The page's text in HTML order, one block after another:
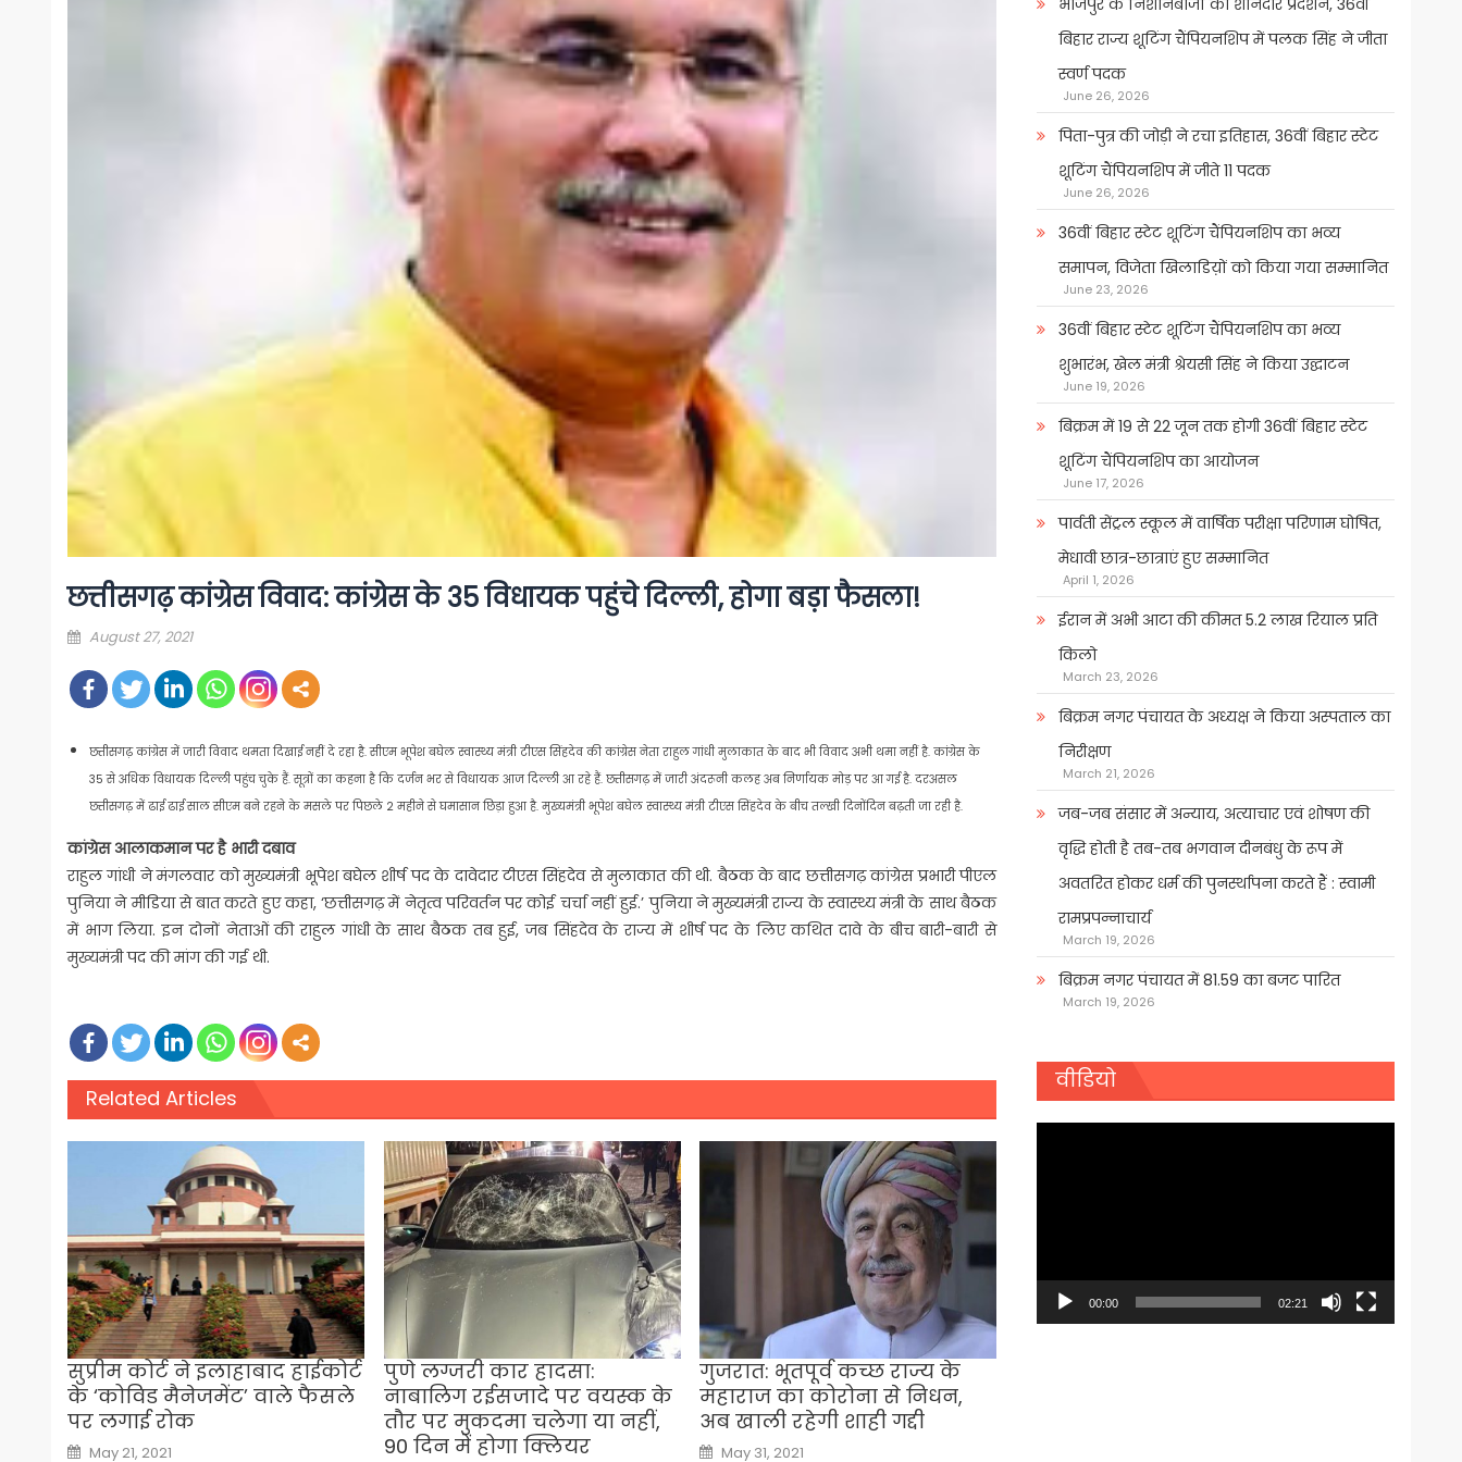
छत्तीसगढ़ कांग्रेस विवाद: कांग्रेस के 35 विधायक पहुंचे दिल्ली, होगा बड़ा फैसला!
Posted
August 27, 2021
छत्तीसगढ़ कांग्रेस में जारी विवाद थमता दिखाई नहीं दे रहा है. सीएम भूपेश बघेल स्वास्थ्य मंत्री टीएस सिंहदेव की कांग्रेस नेता राहुल गांधी मुलाकात के बाद भी विवाद अभी थमा नहीं है. कांग्रेस के
35 से अधिक विधायक दिल्ली पहुंच चुके हैं. सूत्रों का कहना है कि दर्जन भर से विधायक आज दिल्ली आ रहे हैं. छत्तीसगढ़ में जारी अंदरूनी कलह अब निर्णायक मोड़ पर आ गई है. दरअसल
छत्तीसगढ़ में ढाई ढाई साल सीएम बने रहने के मसले पर पिछले 2 महीने से घमासान छिड़ा हुआ है. मुख्यमंत्री भूपेश बघेल स्वास्थ्य मंत्री टीएस सिंहदेव के बीच तल्खी दिनोंदिन बढ़ती जा रही है.
कांग्रेस आलाकमान पर है भारी दबाव
राहुल गांधी ने मंगलवार को मुख्यमंत्री भूपेश बघेल शीर्ष पद के दावेदार टीएस सिंहदेव से मुलाकात की थी. बैठक के बाद छत्तीसगढ़ कांग्रेस प्रभारी पीएल
पुनिया ने मीडिया से बात करते हुए कहा, ‘छत्तीसगढ़ में नेतृत्व परिवर्तन पर कोई चर्चा नहीं हुई.’ पुनिया ने मुख्यमंत्री राज्य के स्वास्थ्य मंत्री के साथ बैठक
में भाग लिया. इन दोनों नेताओं की राहुल गांधी के साथ बैठक तब हुई, जब सिंहदेव के राज्य में शीर्ष पद के लिए कथित दावे के बीच बारी-बारी से
मुख्यमंत्री पद की मांग की गई थी.
Related Articles
सुप्रीम कोर्ट ने इलाहाबाद हाईकोर्ट
के ‘कोविड मैनेजमेंट’ वाले फैसले
पर लगाई रोक
Posted
May 21, 2021
पुणे लग्जरी कार हादसा:
नाबालिग रईसजादे पर वयस्क के
तौर पर मुकदमा चलेगा या नहीं,
90 दिन में होगा क्लियर
गुजरात: भूतपूर्व कच्छ राज्य के
महाराज का कोरोना से निधन,
अब खाली रहेगी शाही गद्दी
Posted
May 31, 2021
भोजपुर के निशानेबाजों का शानदार प्रदर्शन, 36वीं
बिहार राज्य शूटिंग चैंपियनशिप में पलक सिंह ने जीता
स्वर्ण पदक
June 26, 2026
पिता-पुत्र की जोड़ी ने रचा इतिहास, 36वीं बिहार स्टेट
शूटिंग चैंपियनशिप में जीते 11 पदक
June 26, 2026
36वीं बिहार स्टेट शूटिंग चैंपियनशिप का भव्य
समापन, विजेता खिलाडिय़ों को किया गया सम्मानित
June 23, 2026
36वीं बिहार स्टेट शूटिंग चैंपियनशिप का भव्य
शुभारंभ, खेल मंत्री श्रेयसी सिंह ने किया उद्घाटन
June 19, 2026
बिक्रम में 19 से 22 जून तक होगी 36वीं बिहार स्टेट
शूटिंग चैंपियनशिप का आयोजन
June 17, 2026
पार्वती सेंट्रल स्कूल में वार्षिक परीक्षा परिणाम घोषित,
मेधावी छात्र-छात्राएं हुए सम्मानित
April 1, 2026
ईरान में अभी आटा की कीमत 5.2 लाख रियाल प्रति
किलो
March 23, 2026
बिक्रम नगर पंचायत के अध्यक्ष ने किया अस्पताल का
निरीक्षण
March 21, 2026
जब-जब संसार में अन्याय, अत्याचार एवं शोषण की
वृद्धि होती है तब-तब भगवान दीनबंधु के रूप में
अवतरित होकर धर्म की पुनर्स्थापना करते हैं : स्वामी
रामप्रपन्नाचार्य
March 19, 2026
बिक्रम नगर पंचायत में 81.59 का बजट पारित
March 19, 2026
वीडियो
00:00 02:21